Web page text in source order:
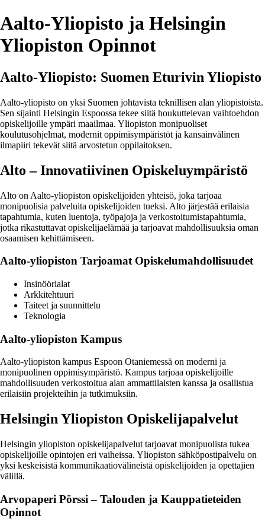
Aalto-Yliopisto ja Helsingin
Yliopiston Opinnot
Aalto-Yliopisto: Suomen Eturivin Yliopisto
Aalto-yliopisto on yksi Suomen johtavista teknillisen alan yliopistoista.
Sen sijainti Helsingin Espoossa tekee siitä houkuttelevan vaihtoehdon
opiskelijoille ympäri maailmaa. Yliopiston monipuoliset
koulutusohjelmat, modernit oppimisympäristöt ja kansainvälinen
ilmapiiri tekevät siitä arvostetun oppilaitoksen.
Alto – Innovatiivinen Opiskeluympäristö
Alto on Aalto-yliopiston opiskelijoiden yhteisö, joka tarjoaa
monipuolisia palveluita opiskelijoiden tueksi. Alto järjestää erilaisia
tapahtumia, kuten luentoja, työpajoja ja verkostoitumistapahtumia,
jotka rikastuttavat opiskelijaelämää ja tarjoavat mahdollisuuksia oman
osaamisen kehittämiseen.
Aalto-yliopiston Tarjoamat Opiskelumahdollisuudet
Insinöörialat
Arkkitehtuuri
Taiteet ja suunnittelu
Teknologia
Aalto-yliopiston Kampus
Aalto-yliopiston kampus Espoon Otaniemessä on moderni ja
monipuolinen oppimisympäristö. Kampus tarjoaa opiskelijoille
mahdollisuuden verkostoitua alan ammattilaisten kanssa ja osallistua
erilaisiin projekteihin ja tutkimuksiin.
Helsingin Yliopiston Opiskelijapalvelut
Helsingin yliopiston opiskelijapalvelut tarjoavat monipuolista tukea
opiskelijoille opintojen eri vaiheissa. Yliopiston sähköpostipalvelu on
yksi keskeisistä kommunikaatiovälineistä opiskelijoiden ja opettajien
välillä.
Arvopaperi Pörssi – Talouden ja Kauppatieteiden
Opinnot